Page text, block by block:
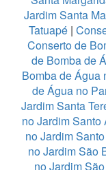
Jardim Santa
Tatuapé|
Conserto de
de Bomba de
Bomba de Água
de Água no
Jardim Santa
no Jardim Santo
no Jardim
no Jardim São
no Jardim